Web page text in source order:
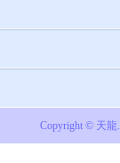
Copyright © 天龍.